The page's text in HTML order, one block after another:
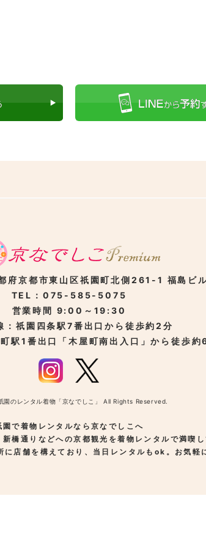
府京都市東山区祇園町北側261-1 福島ビ
TEL：075-585-5075
営業時間 9:00～19:30
：祇園四条駅7番出口から徒歩約2分
駅 1番出口「木屋町南出入口」から徒歩約
園のレンタル着物「京なでしこ」 All Rights Reserved.
園で着物レンタルなら京なでしこへ
橋通りなどへの京都観光を着物レンタルで満喫
店舗を構えており、当日レンタルもok。お気軽